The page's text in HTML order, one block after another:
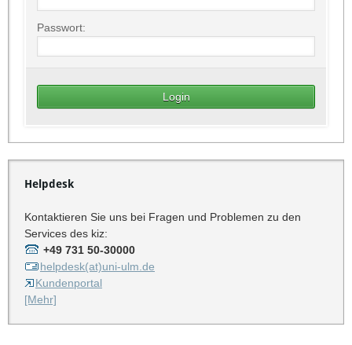
Passwort:
Helpdesk
Kontaktieren Sie uns bei Fragen und Problemen zu den
Services des kiz:
+49 731 50-30000
helpdesk(at)uni-ulm.de
Kundenportal
[Mehr]